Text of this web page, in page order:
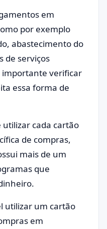
em
por exemplo
abastecimento do
de serviços
importante verificar
essa forma de
utilizar cada cartão
de compras,
mais de um
que
utilizar um cartão
em